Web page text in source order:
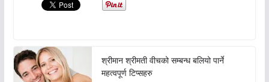
श्रीमान श्रीमती वीचको सम्बन्ध बलियो पार्ने
महत्वपूर्ण टिप्सहरु